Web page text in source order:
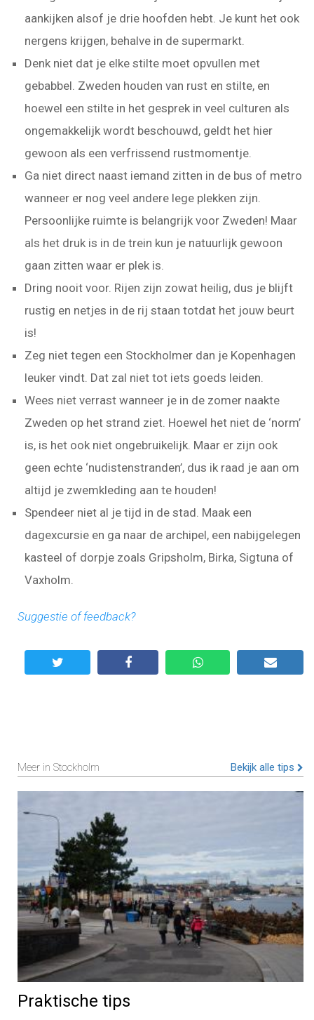
aankijken alsof je drie hoofden hebt. Je kunt het ook
nergens krijgen, behalve in de supermarkt.
Denk niet dat je elke stilte moet opvullen met
gebabbel. Zweden houden van rust en stilte, en
hoewel een stilte in het gesprek in veel culturen als
ongemakkelijk wordt beschouwd, geldt het hier
gewoon als een verfrissend rustmomentje.
Ga niet direct naast iemand zitten in de bus of metro
wanneer er nog veel andere lege plekken zijn.
Persoonlijke ruimte is belangrijk voor Zweden! Maar
als het druk is in de trein kun je natuurlijk gewoon
gaan zitten waar er plek is.
Dring nooit voor. Rijen zijn zowat heilig, dus je blijft
rustig en netjes in de rij staan totdat het jouw beurt
is!
Zeg niet tegen een Stockholmer dan je Kopenhagen
leuker vindt. Dat zal niet tot iets goeds leiden.
Wees niet verrast wanneer je in de zomer naakte
Zweden op het strand ziet. Hoewel het niet de ‘norm’
is, is het ook niet ongebruikelijk. Maar er zijn ook
geen echte ‘nudistenstranden’, dus ik raad je aan om
altijd je zwemkleding aan te houden!
Spendeer niet al je tijd in de stad. Maak een
dagexcursie en ga naar de archipel, een nabijgelegen
kasteel of dorpje zoals Gripsholm, Birka, Sigtuna of
Vaxholm.
Suggestie of feedback?
Meer in Stockholm Bekijk alle tips
Praktische tips